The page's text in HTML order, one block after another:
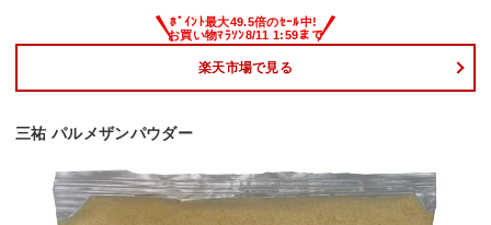
楽天市場で見る
三祐 パルメザンパウダー